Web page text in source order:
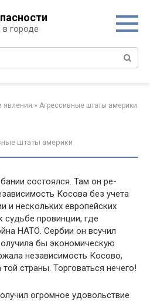
городе
явления » Агрессивные штаты америки
штаты америки
состоялся. Там он ре­
Косова без учета
и нескольких европейских
судьбе провинции, где
НАТО. Сербии он всучил
бы экономическую
независимость Косово,
страны. Торговаться нечего!
огромное удовольст­вие